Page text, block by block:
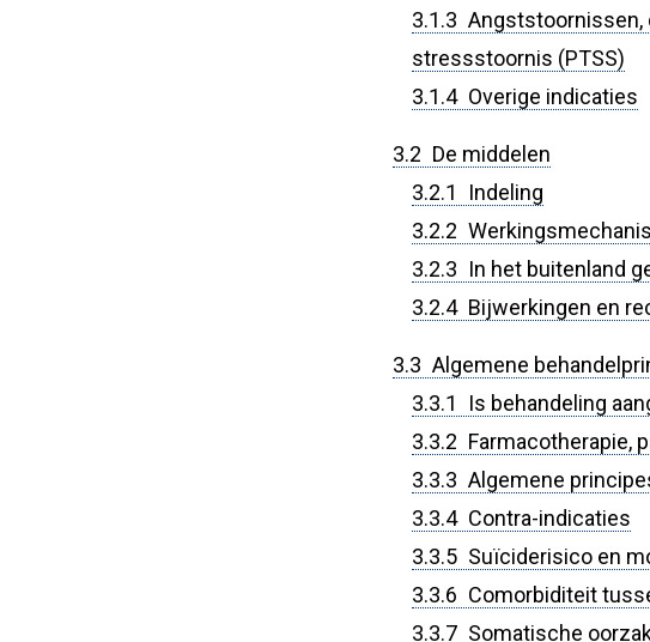
3.1.3
stressstoornis (PTSS)
3.1.4 Overige indicaties
3.2 De middelen
3.2.1 Indeling
3.2.2
3.2.3 In het buitenland
3.2.4 Bijwerkingen en
3.3 Algemene
3.3.1 Is behandeling
3.3.2 Farmacotherapie,
3.3.3 Algemene
3.3.4 Contra-indicaties
3.3.5 Suïciderisico en
3.3.6 Comorbiditeit
3.3.7 Somatische